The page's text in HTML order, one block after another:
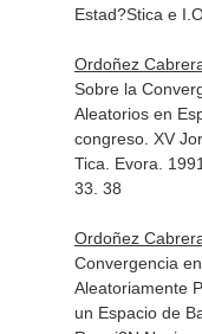
Estad?Stica e
Ordoñez
Sobre la
Aleatorios en
congreso. XV
Tica. Evora.
33. 38
Ordoñez
Convergencia
Aleatoriamente
un Espacio de